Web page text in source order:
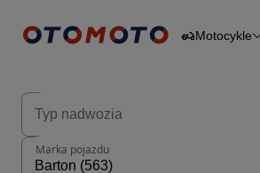
Osobowe
Motocykle
Marka pojazdu